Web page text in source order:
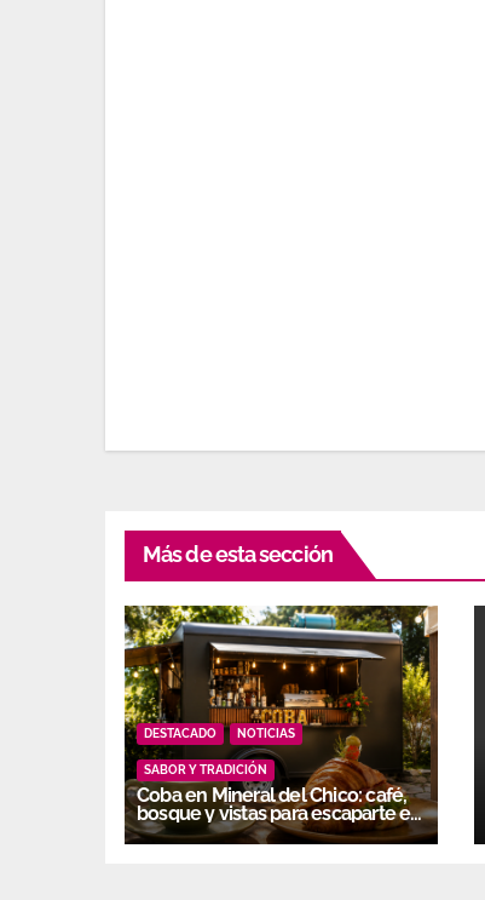
Más de esta sección
DESTACADO NOTICIAS
SABOR Y TRADICIÓN
Coba en Mineral del Chico: café,
bosque y vistas para escaparte en
Hidalgo